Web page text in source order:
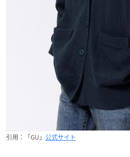
引用：「GU」 公式サイト